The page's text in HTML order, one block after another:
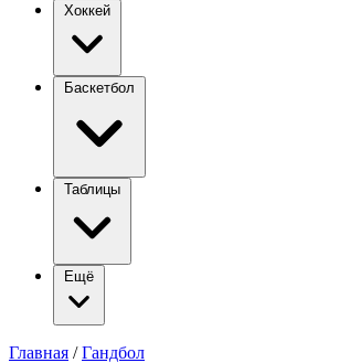
Хоккей
Баскетбол
Таблицы
Ещё
Главная / Гандбол